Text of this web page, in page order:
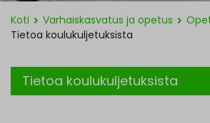
Koti Varhaiskasvatus ja opetus
Tietoa koulukuljetuksista
Tietoa koulukuljetuksista